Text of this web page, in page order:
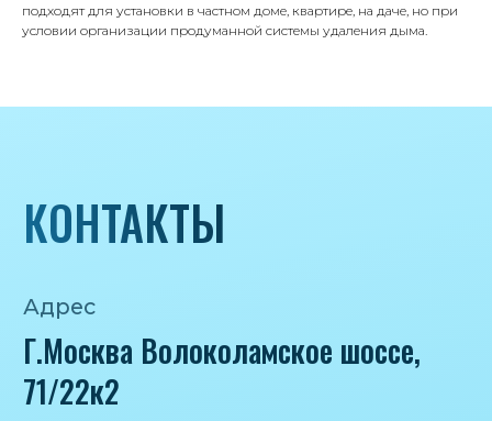
подходят для установки в частном доме, квартире, на даче, но при
условии организации продуманной системы удаления дыма.
Почта